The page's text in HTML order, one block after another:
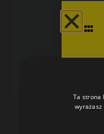
Ta strona